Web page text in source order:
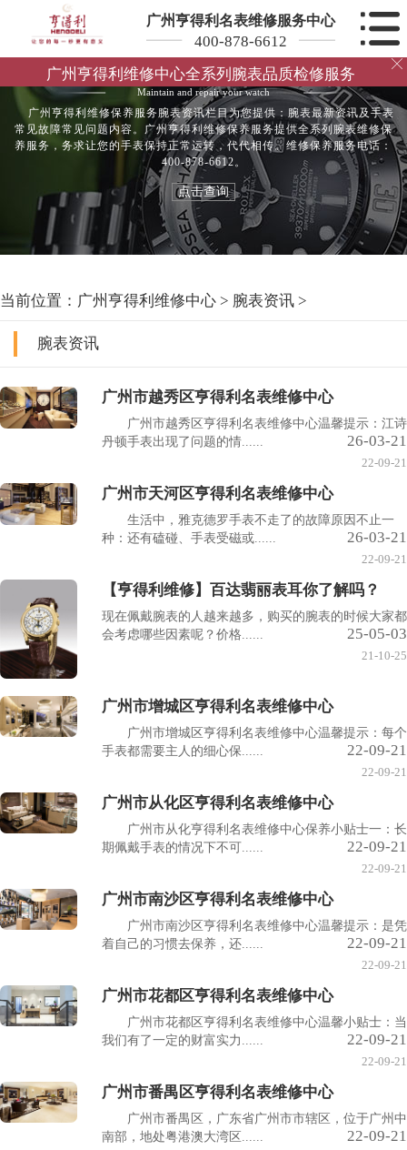
广州亨得利名表维修服务中心
400-878-6612
广州亨得利维修中心全系列腕表品质检修服务

腕表资讯
Maintain and repair your watch
广州亨得利维修保养服务腕表资讯栏目为您提供：腕表最新资讯及手表
常见故障常见问题内容。广州亨得利维修保养服务提供全系列腕表维修保
养服务，务求让您的手表保持正常运转，代代相传。维修保养服务电话：
400-878-6612。
点击查询
当前位置： 广州亨得利维修中心 > 腕表资讯 >
腕表资讯
广州市越秀区亨得利名表维修中心
广州市越秀区亨得利名表维修中心温馨提示：江诗
丹顿手表出现了问题的情......
26-03-21
22-09-21
广州市天河区亨得利名表维修中心
生活中，雅克德罗手表不走了的故障原因不止一
种：还有磕碰、手表受磁或......
26-03-21
22-09-21
【亨得利维修】百达翡丽表耳你了解吗？
现在佩戴腕表的人越来越多，购买的腕表的时候大家都
会考虑哪些因素呢？价格......
25-05-03
21-10-25
广州市增城区亨得利名表维修中心
广州市增城区亨得利名表维修中心温馨提示：每个
手表都需要主人的细心保......
22-09-21
22-09-21
广州市从化区亨得利名表维修中心
广州市从化亨得利名表维修中心保养小贴士一：长
期佩戴手表的情况下不可......
22-09-21
22-09-21
广州市南沙区亨得利名表维修中心
广州市南沙区亨得利名表维修中心温馨提示：是凭
着自己的习惯去保养，还......
22-09-21
22-09-21
广州市花都区亨得利名表维修中心
广州市花都区亨得利名表维修中心温馨小贴士：当
我们有了一定的财富实力......
22-09-21
22-09-21
广州市番禺区亨得利名表维修中心
广州市番禺区，广东省广州市市辖区，位于广州中
南部，地处粤港澳大湾区......
22-09-21